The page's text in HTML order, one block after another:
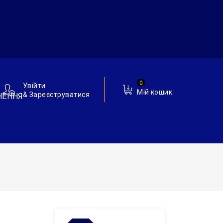
Мій кошик
0
Увійти
& Зареєструватися